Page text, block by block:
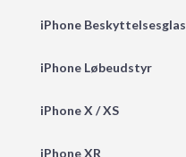
iPhone Beskyttelsesglas
iPhone Løbeudstyr
iPhone X / XS
iPhone XR